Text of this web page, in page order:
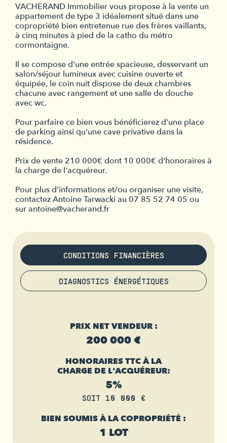
VACHERAND Immobilier vous propose à la vente un
appartement de type 3 idéalement situé dans une
copropriété bien entretenue rue des frères vaillants,
à cinq minutes à pied de la catho du métro
cormontaigne.
Il se compose d'une entrée spacieuse, desservant un
salon/séjour lumineux avec cuisine ouverte et
équipée, le coin nuit dispose de deux chambres
chacune avec rangement et une salle de douche
avec wc.
Pour parfaire ce bien vous bénéficierez d'une place
de parking ainsi qu'une cave privative dans la
résidence.
Prix de vente 210 000€ dont 10 000€ d'honoraires à
la charge de l'acquéreur.
Pour plus d'informations et/ou organiser une visite,
contactez Antoine Tarwacki au 07 85 52 74 05 ou
sur antoine@vacherand.fr
CONDITIONS FINANCIÈRES
DIAGNOSTICS ÉNERGÉTIQUES
PRIX NET VENDEUR :
200 000 €
HONORAIRES TTC À LA
CHARGE DE L'ACQUÉREUR:
5%
SOIT 10 000 €
BIEN SOUMIS À LA COPROPRIÉTÉ :
1 LOT